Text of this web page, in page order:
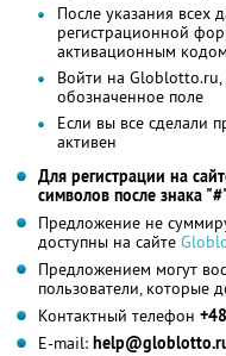
После указания всех
регистрационной
активационным кодом
Войти на Globlotto.ru,
обозначенное поле
Если вы все сделали
активен
Для регистрации на
символов после знака
Предложение не
доступны на сайте
Предложением могут
пользователи, которые
Контактный телефон
E-mail: